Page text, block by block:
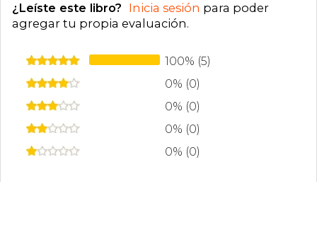
¿Leíste este libro? Inicia sesión para poder
agregar tu propia evaluación.
100% (5)
0% (0)
0% (0)
0% (0)
0% (0)